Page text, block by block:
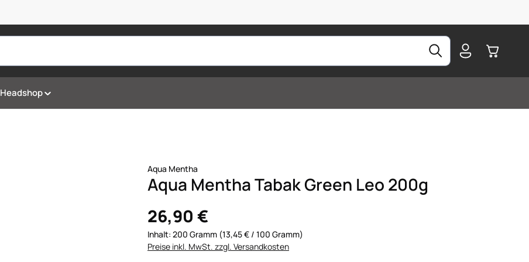
Headshop
Aqua Mentha
Aqua Mentha Tabak Green Leo 200g
26,90 €
Inhalt: 200 Gramm (13,45 € / 100 Gramm)
Preise inkl. MwSt. zzgl. Versandkosten